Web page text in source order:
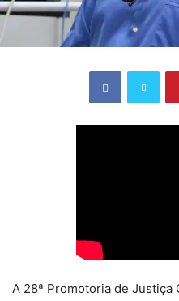
A 28ª Promotoria de Justiça